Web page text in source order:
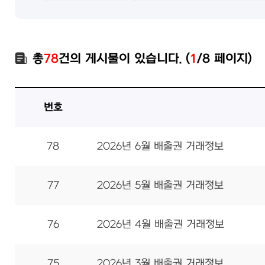
총78건의 게시물이 있습니다. (1/8 페이지)
번호
78 2026년 6월 배출권 거래정보
77 2026년 5월 배출권 거래정보
76 2026년 4월 배출권 거래정보